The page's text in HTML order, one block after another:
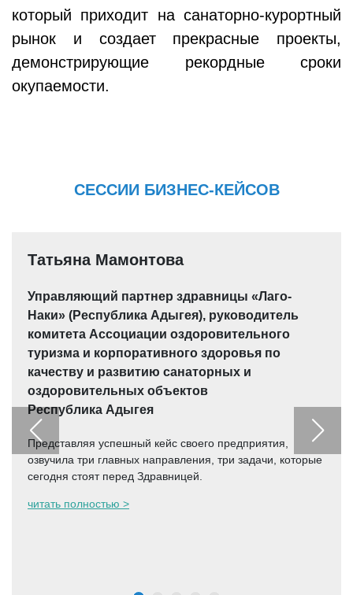
который приходит на санаторно-курортный
рынок и создает прекрасные проекты,
демонстрирующие рекордные сроки
окупаемости.
СЕССИИ БИЗНЕС-КЕЙСОВ
Татьяна Мамонтова
Управляющий партнер здравницы «Лаго-
Наки» (Республика Адыгея), руководитель
комитета Ассоциации оздоровительного
туризма и корпоративного здоровья по
качеству и развитию санаторных и
оздоровительных объектов
Республика Адыгея
Представляя успешный кейс своего предприятия,
озвучила три главных направления, три задачи, которые
сегодня стоят перед Здравницей.
читать полностью >